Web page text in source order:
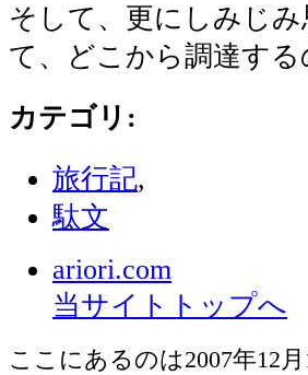
そして、更にしみじ
て、どこから調達する
カテゴリ :
旅行記,
駄文
ariori.com
当サイトトップへ
ここにあるのは2007年12